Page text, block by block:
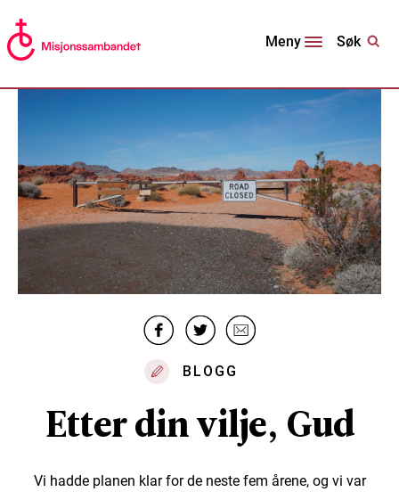
Meny Søk
BLOGG
Etter din vilje, Gud
Vi hadde planen klar for de neste fem årene, og vi var